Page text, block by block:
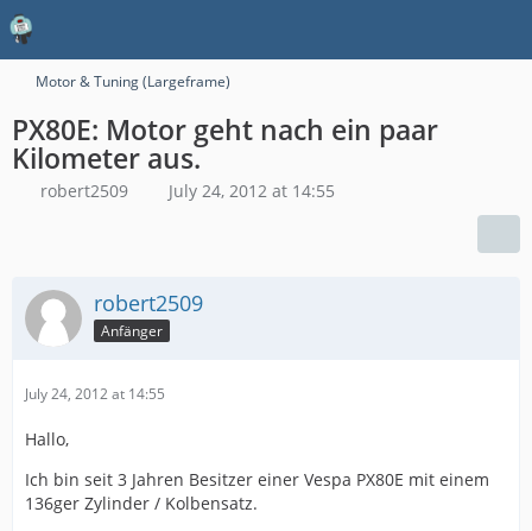
Motor & Tuning (Largeframe)
PX80E: Motor geht nach ein paar
Kilometer aus.
robert2509 July 24, 2012 at 14:55
robert2509
Anfänger
July 24, 2012 at 14:55
Hallo,
Ich bin seit 3 Jahren Besitzer einer Vespa PX80E mit einem
136ger Zylinder / Kolbensatz.